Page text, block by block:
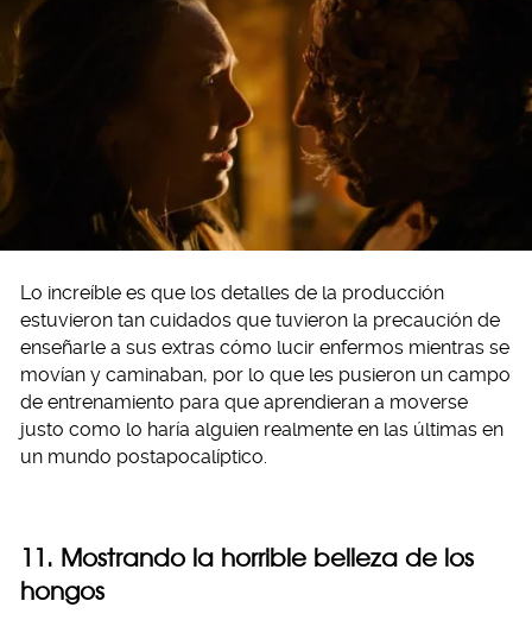
Lo increíble es que los detalles de la producción
estuvieron tan cuidados que tuvieron la precaución de
enseñarle a sus extras cómo lucir enfermos mientras se
movían y caminaban, por lo que les pusieron un campo
de entrenamiento para que aprendieran a moverse
justo como lo haría alguien realmente en las últimas en
un mundo postapocalíptico.
11. Mostrando la horrible belleza de los
hongos